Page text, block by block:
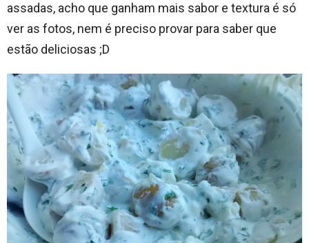
assadas, acho que ganham mais sabor e textura é só
ver as fotos, nem é preciso provar para saber que
estão deliciosas ;D